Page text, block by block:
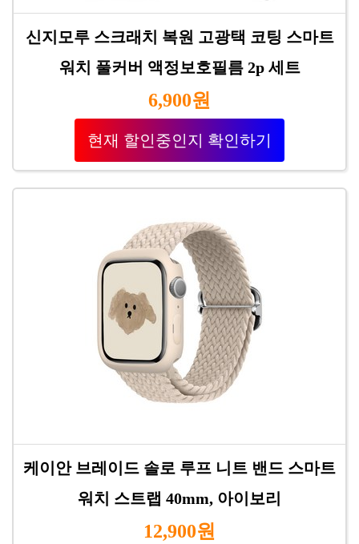
신지모루 스크래치 복원 고광택 코팅 스마트
워치 풀커버 액정보호필름 2p 세트
6,900원
현재 할인중인지 확인하기
케이안 브레이드 솔로 루프 니트 밴드 스마트
워치 스트랩 40mm, 아이보리
12,900원